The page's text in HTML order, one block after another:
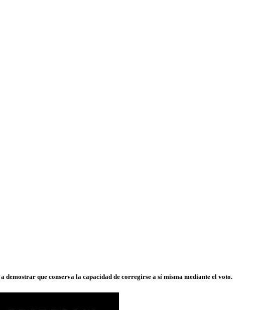
que conserva la capacidad de corregirse a sí misma mediante el voto.